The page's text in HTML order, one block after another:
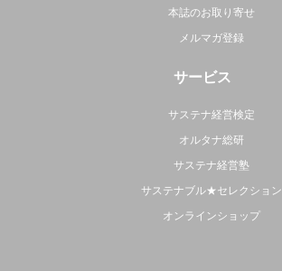
本誌のお取り寄せ
メルマガ登録
サービス
サステナ経営検定
オルタナ総研
サステナ経営塾
サステナブル★セレクション
オンラインショップ